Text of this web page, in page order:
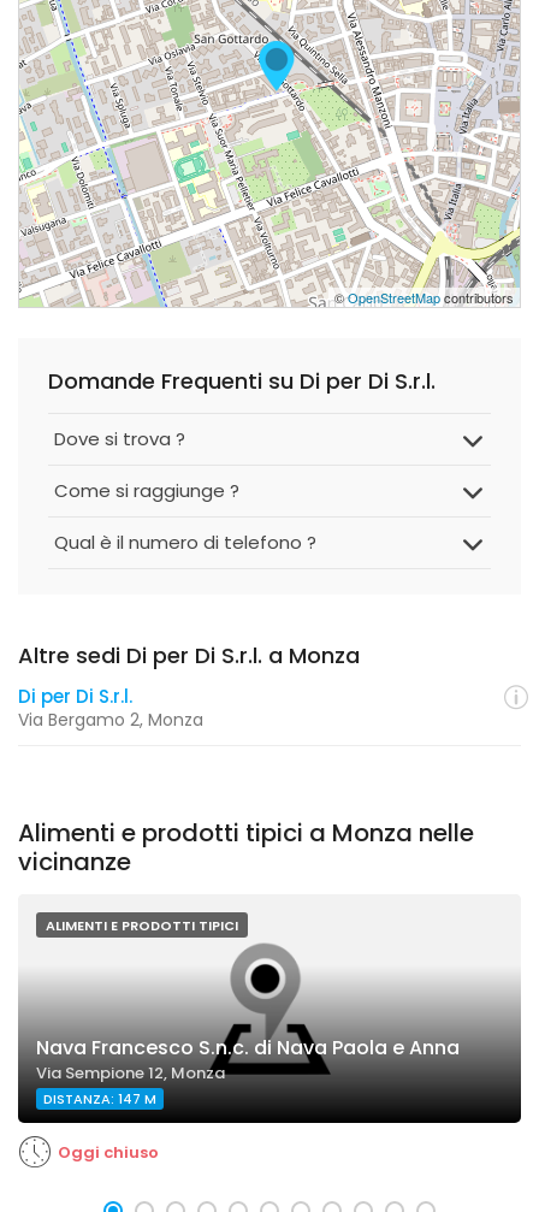
©OpenStreetMapcontributors
Domande Frequenti su Di per Di S.r.l.
Dove si trova ?
Come si raggiunge ?
Qual è il numero di telefono ?
Altre sedi Di per Di S.r.l. a Monza
Di per Di S.r.l.
Via Bergamo 2, Monza
Alimenti e prodotti tipici a Monza nelle
vicinanze
ALIMENTI E PRODOTTI TIPICI
Nava Francesco S.n.c. di Nava Paola e Anna
Via Sempione 12, Monza
DISTANZA: 147 M
Oggi chiuso